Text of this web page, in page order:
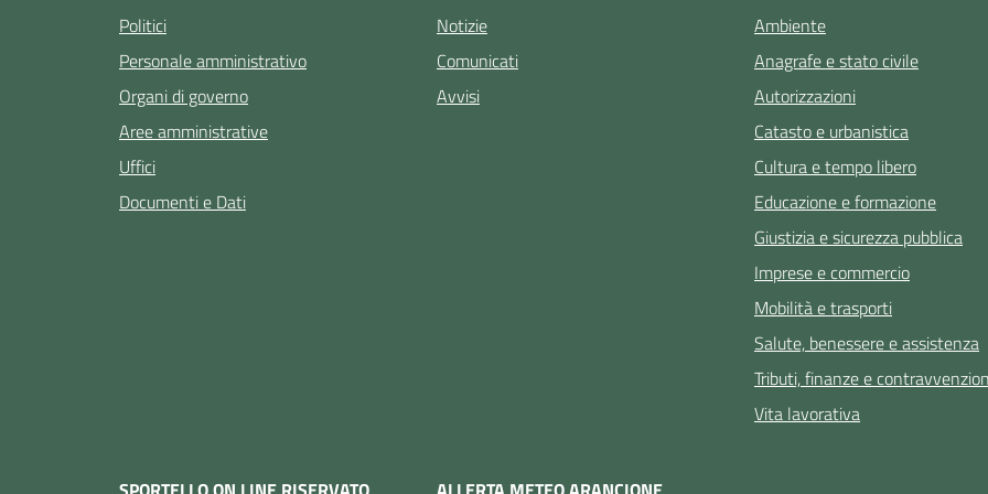
Politici
Personale amministrativo
Organi di governo
Aree amministrative
Uffici
Documenti e Dati
Notizie
Comunicati
Avvisi
Ambiente
Anagrafe e stato civile
Autorizzazioni
Catasto e urbanistica
Cultura e tempo libero
Educazione e formazione
Giustizia e sicurezza pubblica
Imprese e commercio
Mobilità e trasporti
Salute, benessere e assistenza
Tributi, finanze e
Vita lavorativa